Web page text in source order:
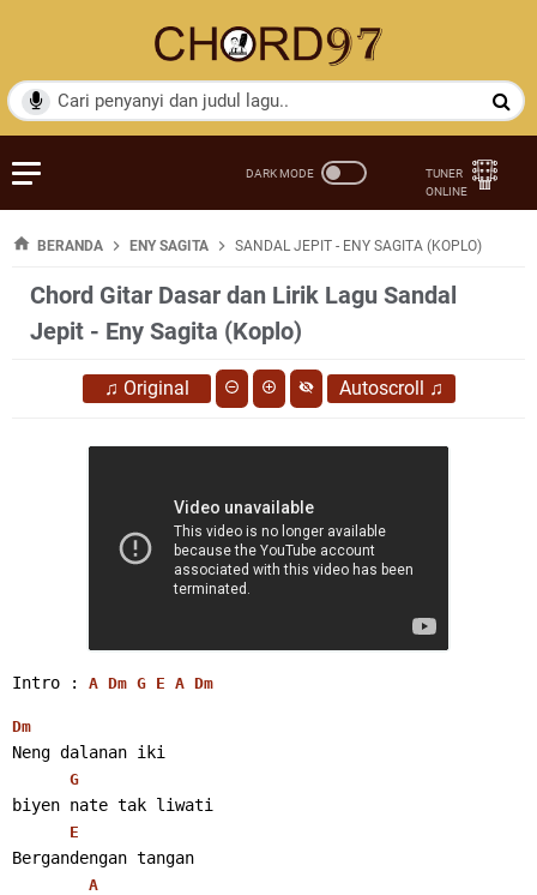
BERANDA ENY SAGITA SANDAL JEPIT - ENY SAGITA (KOPLO)
Chord Gitar Dasar dan Lirik Lagu Sandal
Jepit - Eny Sagita (Koplo)
♫ Original Autoscroll ♫
Intro : A Dm G E A Dm
Dm
Neng dalanan iki
G
biyen nate tak liwati
E
Bergandengan tangan
A